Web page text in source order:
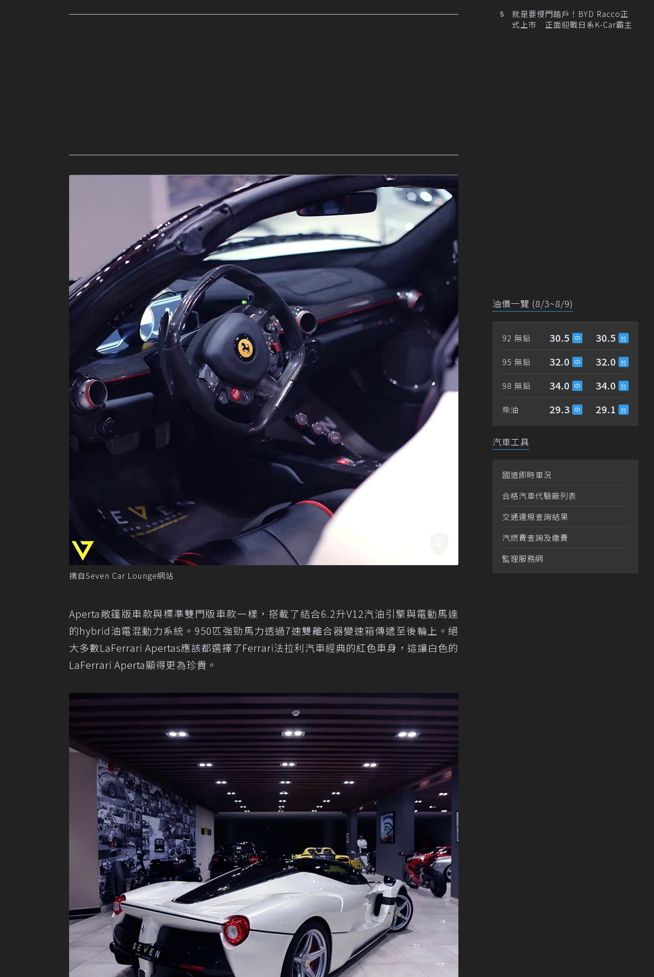
摘自Seven Car Lounge網站
Aperta敞篷版車款與標準雙門版車款一樣，搭載了結合6.2升V12汽油引擎與電動馬達
的hybrid油電混動力系統。950匹強勁馬力透過7速雙離合器變速箱傳遞至後輪上。絕
大多數LaFerrari Apertas應該都選擇了Ferrari法拉利汽車經典的紅色車身，這讓白色的
LaFerrari Aperta顯得更為珍貴。
就是要侵門踏戶！BYD Racco正
式上市 正面迎戰日系K-Car霸主
油價一覽 (8/3~8/9)
92 無鉛 30.5 30.5
95 無鉛 32.0 32.0
98 無鉛 34.0 34.0
柴油 29.3 29.1
汽車工具
國道即時車況
合格汽車代驗廠列表
交通違規查詢結果
汽燃費查詢及繳費
監理服務網